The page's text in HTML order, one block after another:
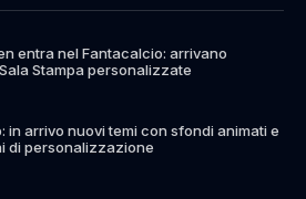
entra nel Fantacalcio: arrivano
Stampa personalizzate
in arrivo nuovi temi con sfondi animati e
di personalizzazione